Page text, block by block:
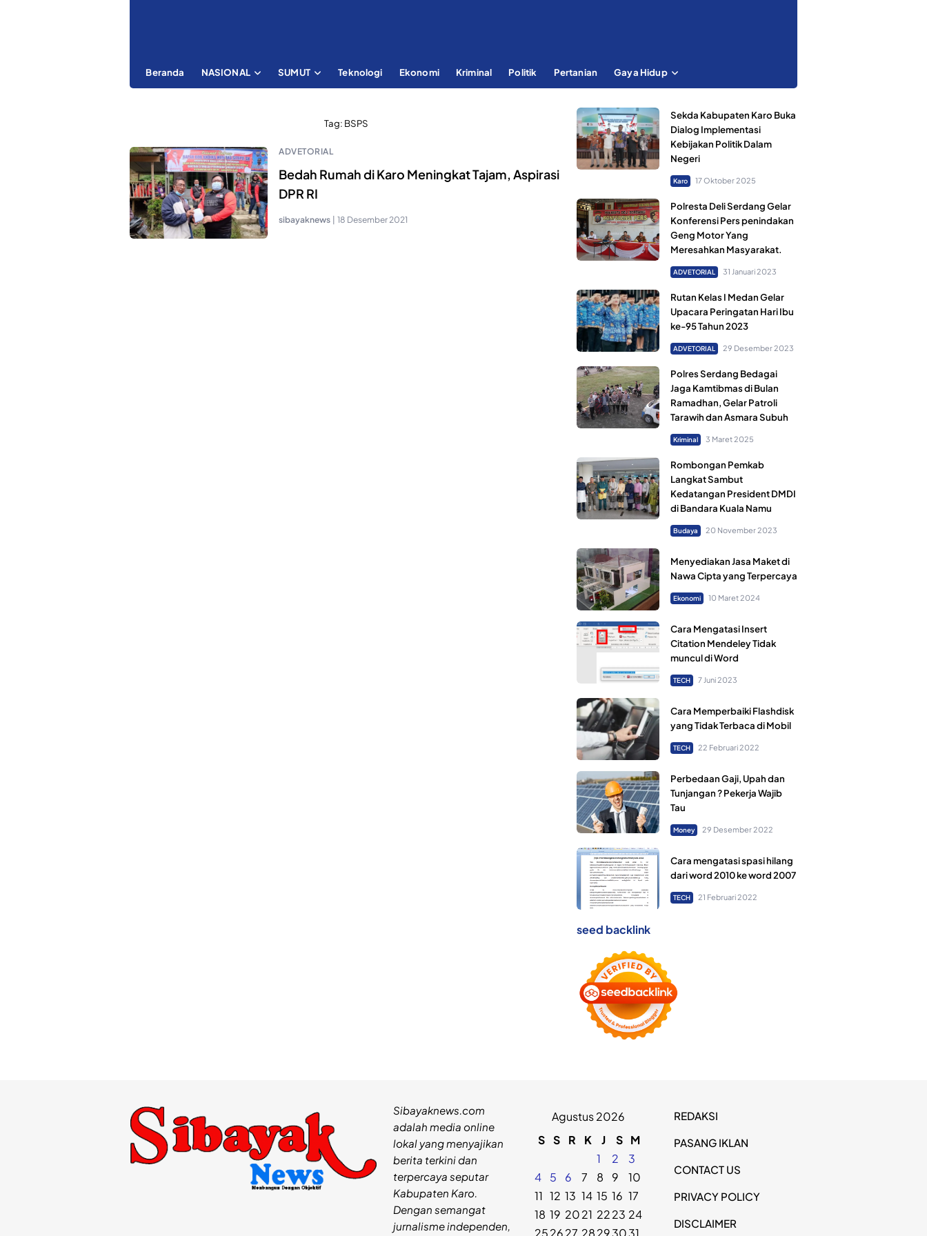
Beranda NASIONAL SUMUT Teknologi Ekonomi Kriminal Politik Pertanian Gaya Hidup
Tag: BSPS
ADVETORIAL
Bedah Rumah di Karo Meningkat Tajam, Aspirasi
DPR RI
sibayaknews 18 Desember 2021
Sekda Kabupaten Karo Buka
Dialog Implementasi
Kebijakan Politik Dalam
Negeri
Karo 17 Oktober 2025
Polresta Deli Serdang Gelar
Konferensi Pers penindakan
Geng Motor Yang
Meresahkan Masyarakat.
ADVETORIAL 31 Januari 2023
Rutan Kelas I Medan Gelar
Upacara Peringatan Hari Ibu
ke-95 Tahun 2023
ADVETORIAL 29 Desember 2023
Polres Serdang Bedagai
Jaga Kamtibmas di Bulan
Ramadhan, Gelar Patroli
Tarawih dan Asmara Subuh
Kriminal 3 Maret 2025
Rombongan Pemkab
Langkat Sambut
Kedatangan President DMDI
di Bandara Kuala Namu
Budaya 20 November 2023
Menyediakan Jasa Maket di
Nawa Cipta yang Terpercaya
Ekonomi 10 Maret 2024
Cara Mengatasi Insert
Citation Mendeley Tidak
muncul di Word
TECH 7 Juni 2023
Cara Memperbaiki Flashdisk
yang Tidak Terbaca di Mobil
TECH 22 Februari 2022
Perbedaan Gaji, Upah dan
Tunjangan ? Pekerja Wajib
Tau
Money 29 Desember 2022
Cara mengatasi spasi hilang
dari word 2010 ke word 2007
TECH 21 Februari 2022
seed backlink
Sibayaknews.com
adalah media online
lokal yang menyajikan
berita terkini dan
terpercaya seputar
Kabupaten Karo.
Dengan semangat
jurnalisme independen,
Agustus 2026
S S R K J S M
1
2
3
4
5 6 7 8 9
10
11 12 13 14 15 16 17
18 19 2021 2223 24
252627 28293031
REDAKSI
PASANG IKLAN
CONTACT US
PRIVACY POLICY
DISCLAIMER